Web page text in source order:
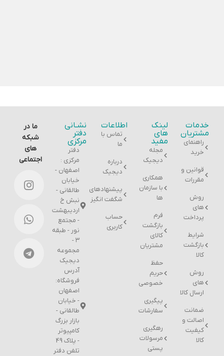
خدمات
مشتریان
راهنمای
خرید
قوانین و
مقررات
روش
های
پرداخت
شرایط
بازگشت
کالا
روش
های
ارسال کالا
ضمانت
اصالت و
کیفیت
کالا
لینک
های
مفید
مجله
دیجیک
همکاری
با سازمان
ها
فرم
بازگشت
کالای
مشتریان
حفظ
حریم
خصوصی
پیگیری
سفارشات
رهگیری
مرسولات
پستی
اطلاعات
تماس با
ما
درباره
دیجیک
پیشنهادهای
شگفت انگیز
حساب
کاربری
نشـانی
دفتر
مرکزی
دفتر
مرکزی :
اصفهان -
خیابان
طالقانی -
نبش خ
اردیبهشت
- مجتمع
نور - طبقه
۳ -
مجموعه
دیجیک
آدرس
فروشگاه:
اصفهان
- خیابان
طالقانی -
بازار بزرگ
کامپیوتر
- پلاک 49
تلفن دفتر
ما در
شبکه
های
اجتماعی